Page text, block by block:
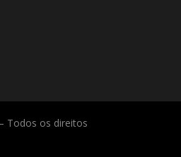
Todos os direitos